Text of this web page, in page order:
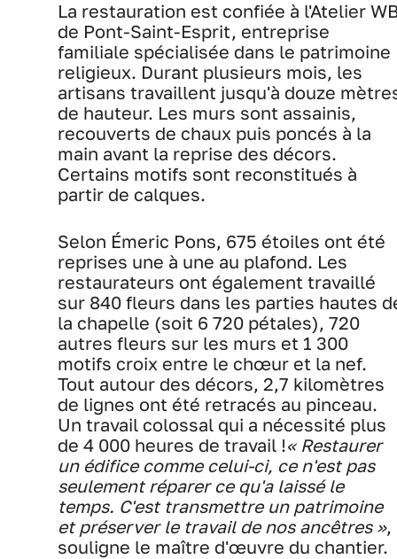
La restauration est confiée à l'Atelier
de Pont-Saint-Esprit, entreprise
familiale spécialisée dans le patrimoine
religieux. Durant plusieurs mois, les
artisans travaillent jusqu'à douze
de hauteur. Les murs sont assainis,
recouverts de chaux puis poncés à la
main avant la reprise des décors.
Certains motifs sont reconstitués à
partir de calques.
Selon Émeric Pons, 675 étoiles ont été
reprises une à une au plafond. Les
restaurateurs ont également travaillé
sur 840 fleurs dans les parties hautes
la chapelle (soit 6 720 pétales), 720
autres fleurs sur les murs et 1 300
motifs croix entre le chœur et la nef.
Tout autour des décors, 2,7 kilomètres
de lignes ont été retracés au pinceau.
Un travail colossal qui a nécessité plus
de 4 000 heures de travail !« Restaurer
un édifice comme celui-ci, ce n'est pas
seulement réparer ce qu'a laissé le
temps. C'est transmettre un patrimoine
et préserver le travail de nos ancêtres »,
souligne le maître d'œuvre du chantier.